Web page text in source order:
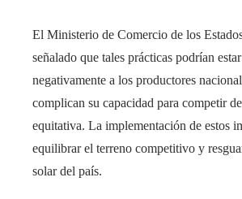
El Ministerio de Comercio de los
señalado que tales prácticas podrían
negativamente a los productores
complican su capacidad para competir
equitativa. La implementación de estos
equilibrar el terreno competitivo y
solar del país.